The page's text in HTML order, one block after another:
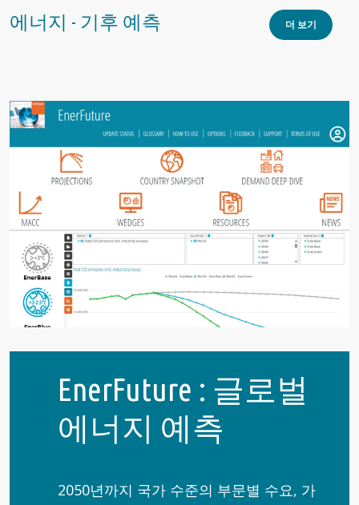
에너지 - 기후 예측 더 보기
EnerFuture : 글로벌
에너지 예측
2050년까지 국가 수준의 부문별 수요, 가